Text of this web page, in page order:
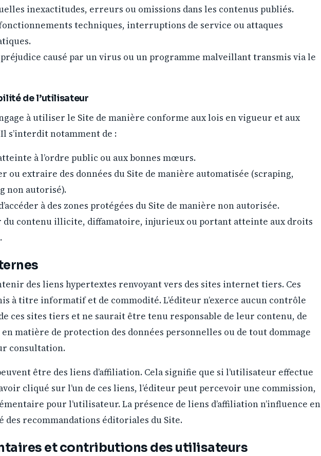
inexactitudes, erreurs ou omissions dans les contenus publiés.
techniques, interruptions de service ou attaques
causé par un virus ou un programme malveillant transmis via le
de l’utilisateur
à utiliser le Site de manière conforme aux lois en vigueur et aux
Il s’interdit notamment de :
à l’ordre public ou aux bonnes mœurs.
ou extraire des données du Site de manière automatisée (scraping,
non autorisé).
à des zones protégées du Site de manière non autorisée.
du contenu illicite, diffamatoire, injurieux ou portant atteinte aux droits
des liens hypertextes renvoyant vers des sites internet tiers. Ces
à titre informatif et de commodité. L’éditeur n’exerce aucun contrôle
ces sites tiers et ne saurait être tenu responsable de leur contenu, de
matière de protection des données personnelles ou de tout dommage
consultation.
être des liens d’affiliation. Cela signifie que si l’utilisateur effectue
cliqué sur l’un de ces liens, l’éditeur peut percevoir une commission,
pour l’utilisateur. La présence de liens d’affiliation n’influence en
des recommandations éditoriales du Site.
et contributions des utilisateurs